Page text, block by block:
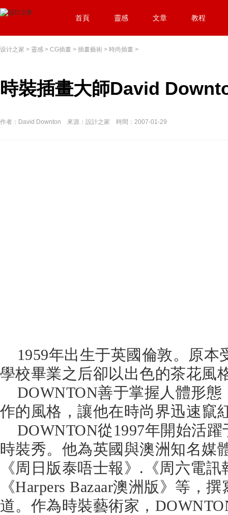
首頁 靈感 文章 教程
设计之家 > 靈感 > CG插畫 > 插畫藝術 > 時尚插畫 >
時裝插畫大師David
作者：David Downton 來源：設計之家 時間：2007-01-29
1959年出生于英國倫敦。原本
學校畢業之后卻以出色的茶花風
DOWNTON善于掌握人體形態
作的風格，讓他在時尚界迅速竄
DOWNTON從1997年開始活躍
時裝秀。他為英國與澳洲知名媒
《周日版泰唔士報》.《周六電
《Harpers Bazaar澳洲版》等，
道。作為時裝藝術家，